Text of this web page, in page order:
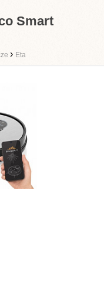
Smart
› Eta